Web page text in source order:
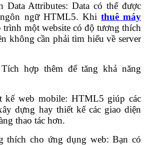
Data Attributes: Data có thể được
ngữ HTML5. Khi thuê máy
trình một website có độ tương thích
không cần phải tìm hiểu về server
hợp thêm để tăng khả năng
kế web mobile: HTML5 giúp các
dựng hay thiết kế các giao diện
thao tác hơn.
thích cho ứng dụng web: Bạn có